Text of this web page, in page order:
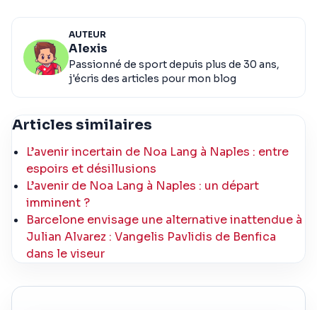
AUTEUR
Alexis
Passionné de sport depuis plus de 30 ans,
j'écris des articles pour mon blog
Articles similaires
L’avenir incertain de Noa Lang à Naples : entre
espoirs et désillusions
L’avenir de Noa Lang à Naples : un départ
imminent ?
Barcelone envisage une alternative inattendue à
Julian Alvarez : Vangelis Pavlidis de Benfica
dans le viseur